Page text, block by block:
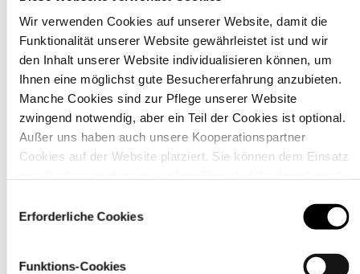
Wir verwenden Cookies auf unserer Website, damit die
Funktionalität unserer Website gewährleistet ist und wir
den Inhalt unserer Website individualisieren können, um
Ihnen eine möglichst gute Besuchererfahrung anzubieten.
Manche Cookies sind zur Pflege unserer Website
zwingend notwendig, aber ein Teil der Cookies ist optional.
Außer uns haben auch unsere Kooperationspartner
Cookies auf der Website platziert. Sie können dem Einsatz
über den Link „Cookie-Einstellungen
Erforderliche Cookies
Funktions-Cookies
Material